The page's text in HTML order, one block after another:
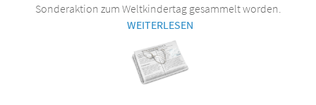
Sonderaktion zum Weltkindertag gesammelt worden.
WEITERLESEN